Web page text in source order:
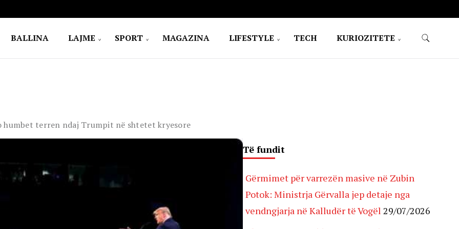
BALLINA LAJME SPORT MAGAZINA LIFESTYLE TECH KURIOZITETE
humbet terren ndaj Trumpit në shtetet kryesore
Të fundit
Gërmimet për varrezën masive në Zubin
Potok: Ministrja Gërvalla jep detaje nga
vendngjarja në Kalludër të Vogël 29/07/2026